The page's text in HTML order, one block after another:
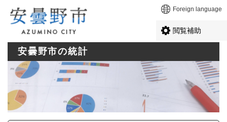
メニューを飛ばして本文へ Foreign language
閲覧補助
安曇野市の統計